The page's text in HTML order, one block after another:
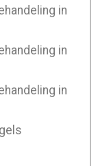
in
in
in